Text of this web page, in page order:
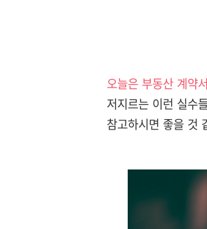
오늘은 부동산 계약
저지르는 이런 실수
참고하시면 좋을 것